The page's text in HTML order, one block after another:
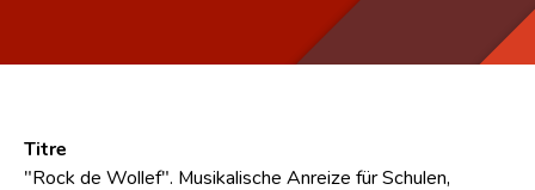
CNL
Contact
Titre
"Rock de Wollef". Musikalische Anreize für Schulen,